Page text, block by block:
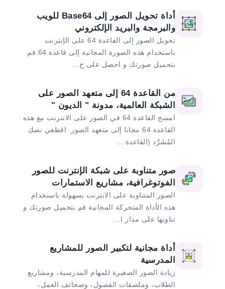
أداة تحويل الصور إلى Base64 للويب
والبرمجة والبريد الإلكتروني
تحويل الصور إلى القاعدة 64 على الإنترنت
باستخدام هذه الصورة المجانية إلى قاعدة 64 قم
بتحميل صورتك و احصل على خ...
من القاعدة 64 إلى متعهد الصور على
الشبكة العالمية، مدونة " الديون "
امسح القاعدة 64 في الصور على الانترنت مع هذه
القاعدة 64 مجانا إلى متعهد الصور. اقطعي نصكِ
المُشَرَّد (القاعدة ...
صور متناوبة على شبكة الإنترنت للصور
الفوتوغرافية، مشاريع الاستمارات
الصور المتناوبة على الانترنت بسهولة باستخدام
هذه الأداة المتحركة المجانية قم بتحميل صورتك و
تناوبها على مدار ا...
أداة مجانية لتكبير الصور للمشاريع
المدرسية
زيادة الصور الصغيرة للمهام المدرسية، ومشاريع
الطلاب، وملصقات الفصول، وصحائف العمل،